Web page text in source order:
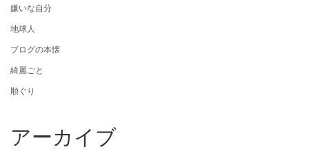
嫌いな自分
地球人
ブログの本懐
綺麗ごと
順ぐり
アーカイブ